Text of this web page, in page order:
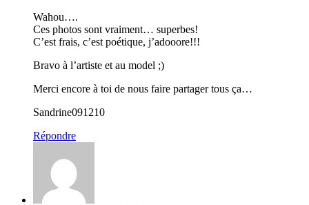
Wahou….
Ces photos sont vraiment… superbes!
C’est frais, c’est poétique, j’adooore!!!
Bravo à l’artiste et au model ;)
Merci encore à toi de nous faire partager tous ça…
Sandrine091210
Répondre